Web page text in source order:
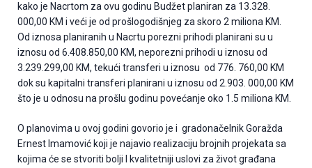
kako je Nacrtom za ovu godinu Budžet planiran za 13.328.
000,00 KM i veći je od prošlogodišnjeg za skoro 2 miliona KM.
Od iznosa planiranih u Nacrtu porezni prihodi planirani su u
iznosu od 6.408.850,00 KM, neporezni prihodi u iznosu od
3.239.299,00 KM, tekući transferi u iznosu od 776. 760,00 KM
dok su kapitalni transferi planirani u iznosu od 2.903. 000,00 KM
što je u odnosu na prošlu godinu povećanje oko 1.5 miliona KM.
O planovima u ovoj godini govorio je i gradonačelnik Goražda
Ernest Imamović koji je najavio realizaciju brojnih projekata sa
kojima će se stvoriti bolji I kvalitetniji uslovi za život građana